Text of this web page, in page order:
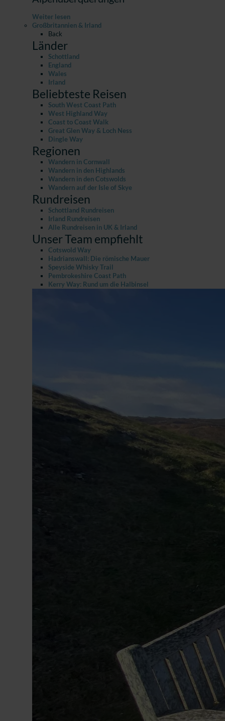
Weiter lesen
Großbritannien & Irland
Back
Länder
Schottland
England
Wales
Irland
Beliebteste Reisen
South West Coast Path
West Highland Way
Coast to Coast Walk
Great Glen Way & Loch Ness
Dingle Way
Regionen
Wandern in Cornwall
Wandern in den Highlands
Wandern in den Cotswolds
Wandern auf der Isle of Skye
Rundreisen
Schottland Rundreisen
Irland Rundreisen
Alle Rundreisen in UK & Irland
Unser Team empfiehlt
Cotswold Way
Hadrianswall: Die römische Mauer
Speyside Whisky Trail
Pembrokeshire Coast Path
Kerry Way: Rund um die Halbinsel